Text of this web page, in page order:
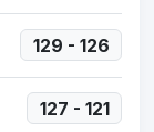
129 - 126
127 - 121